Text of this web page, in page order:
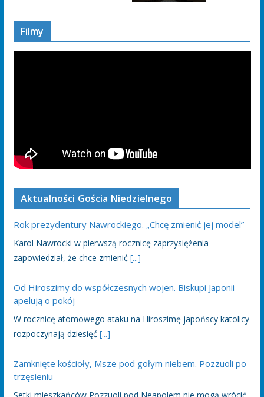
Filmy
Aktualności Gościa Niedzielnego
Rok prezydentury Nawrockiego. „Chcę zmienić jej model”
Karol Nawrocki w pierwszą rocznicę zaprzysiężenia
zapowiedział, że chce zmienić [...]
Od Hiroszimy do współczesnych wojen. Biskupi Japonii
apelują o pokój
W rocznicę atomowego ataku na Hiroszimę japońscy katolicy
rozpoczynają dziesięć [...]
Zamknięte kościoły, Msze pod gołym niebem. Pozzuoli po
trzęsieniu